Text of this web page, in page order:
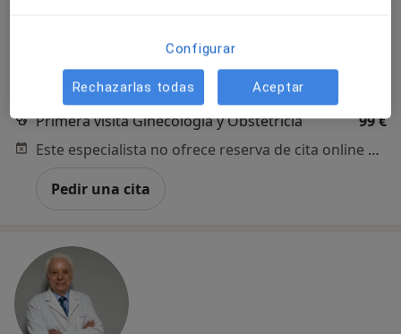
Conde de Peñalver 62, Madrid•Mapa
Primera visita Ginecología y Obstetricia
99 €
Este especialista no ofrece reserva de cita online en esta dirección.
Pedir una cita
Configurar
Rechazarlas todas Aceptar